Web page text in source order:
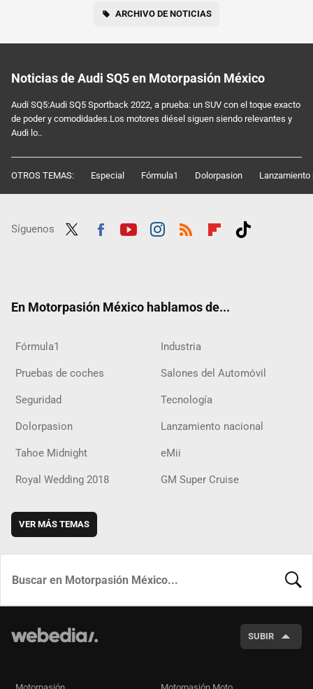
ARCHIVO DE NOTICIAS
Noticias de Audi SQ5 en Motorpasión México
Audi SQ5:Audi SQ5 Sportback 2022, a prueba: un SUV con el toque exacto
de poder y comodidades.Los motores diésel siguen siendo relevantes y
Audi lo..
OTROS TEMAS: Especial Fórmula1 Dolorpasion Lanzamiento
Síguenos
En Motorpasión México hablamos de...
Fórmula1 Industria
Pruebas de coches Salones del Automóvil
Seguridad Tecnología
Dolorpasion Lanzamiento nacional
Tahoe Midnight eMii
Royal Wedding 2018 GM Super Cruise
VER MÁS TEMAS
SUBIR